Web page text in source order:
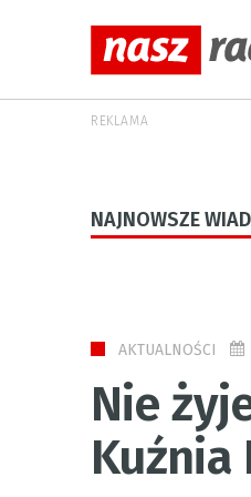
REKLAMA
NAJNOWSZE
AKTUALNOŚCI
Nie
Kuźnia